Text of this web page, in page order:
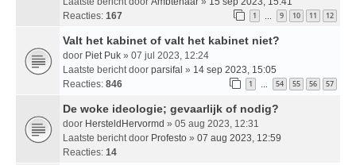
Reacties: 167 1 … 9 10 11 12
Valt het kabinet of valt het kabinet niet?
door Piet Puk » 07 jul 2023, 12:24
Laatste bericht door parsifal » 14 sep 2023, 15:05
Reacties: 846 1 … 54 55 56 57
De woke ideologie; gevaarlijk of nodig?
door HersteldHervormd » 05 aug 2023, 12:31
Laatste bericht door Profesto » 07 aug 2023, 12:59
Reacties: 14